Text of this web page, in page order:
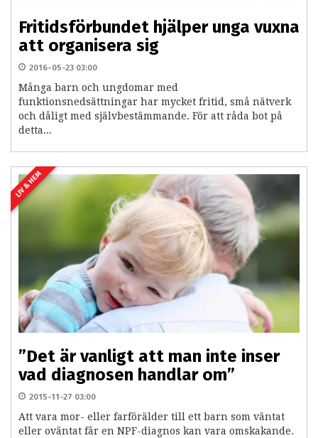
Fritidsförbundet hjälper unga vuxna
att organisera sig
2016-05-23 03:00
Många barn och ungdomar med
funktionsnedsättningar har mycket fritid, små nätverk
och dåligt med självbestämmande. För att råda bot på
detta...
LIV & HEM
”Det är vanligt att man inte inser
vad diagnosen handlar om”
2015-11-27 03:00
Att vara mor- eller farförälder till ett barn som väntat
eller oväntat får en NPF-diagnos kan vara omskakande.